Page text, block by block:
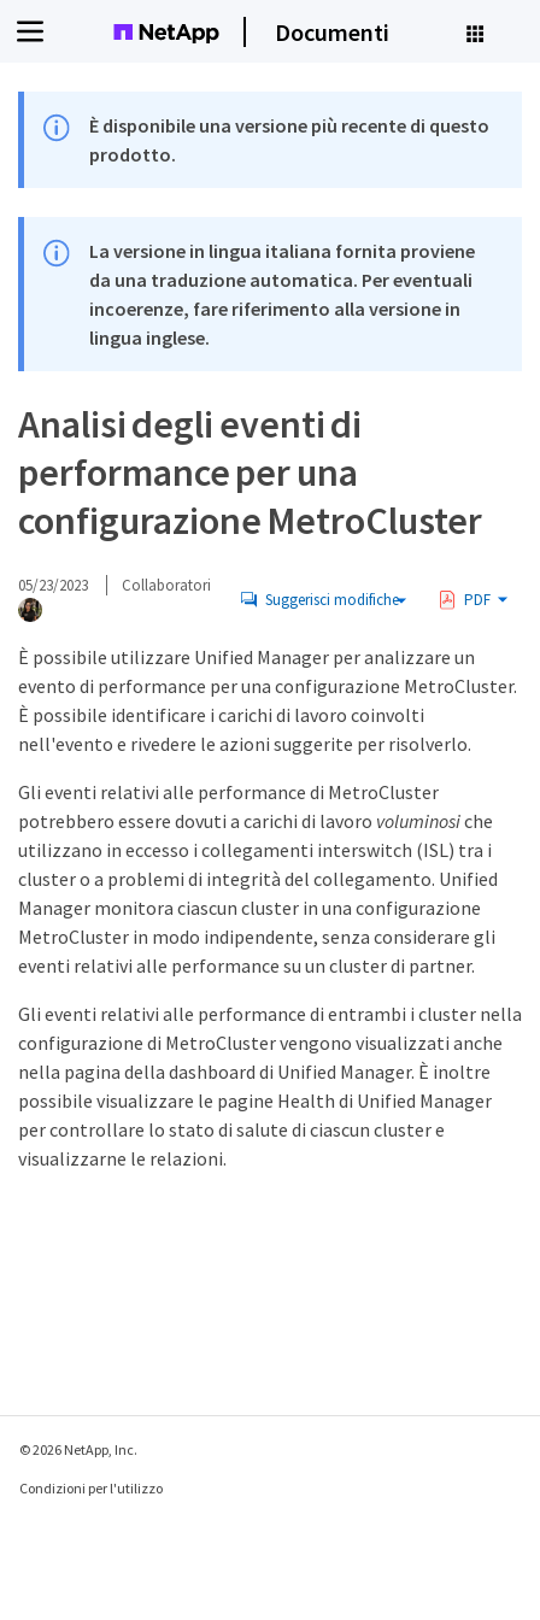
Documenti
È disponibile una versione più recente di questo
prodotto.
La versione in lingua italiana fornita proviene
da una traduzione automatica. Per eventuali
incoerenze, fare riferimento alla versione in
lingua inglese.
Analisi degli eventi di
performance per una
configurazione MetroCluster
05/23/2023 Collaboratori
Suggerisci modifiche PDF
È possibile utilizzare Unified Manager per analizzare un
evento di performance per una configurazione MetroCluster.
È possibile identificare i carichi di lavoro coinvolti
nell'evento e rivedere le azioni suggerite per risolverlo.
Gli eventi relativi alle performance di MetroCluster
potrebbero essere dovuti a carichi di lavoro voluminosiche
utilizzano in eccesso i collegamenti interswitch (ISL) tra i
cluster o a problemi di integrità del collegamento. Unified
Manager monitora ciascun cluster in una configurazione
MetroCluster in modo indipendente, senza considerare gli
eventi relativi alle performance su un cluster di partner.
Gli eventi relativi alle performance di entrambi i cluster nella
configurazione di MetroCluster vengono visualizzati anche
nella pagina della dashboard di Unified Manager. È inoltre
possibile visualizzare le pagine Health di Unified Manager
per controllare lo stato di salute di ciascun cluster e
visualizzarne le relazioni.
© 2026 NetApp, Inc.
Condizioni per l'utilizzo